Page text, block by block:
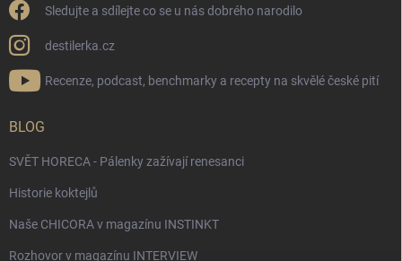
Sledujte a sdílejte co se u nás dobrého narodilo
destilerka.cz
Recenze, podcast, benchmarky a recepty na skvělé české pití
BLOG
SVĚT HORECA - Pálenky zažívají renesanci
Historie koktejlů
Naše CHICORA v magazínu INSTINKT
Rozhovor v magazínu INTERVIEW